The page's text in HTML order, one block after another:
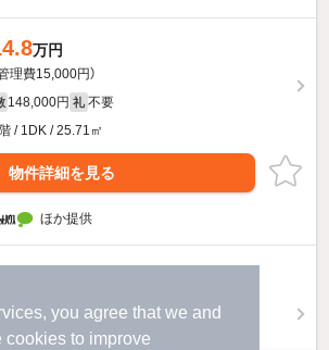
you agree that we and
cookies to improve
万円
管理費15,000円）
148,000円 礼 不要
/ 1DK / 25.71㎡
物件詳細を見る
ほか提供
220,000円 礼
不要